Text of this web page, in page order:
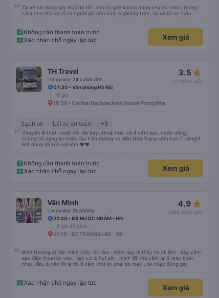
Tài xế rất đúng giờ, thái độ tốt, mỗi tội ghế không đúng như đã chọn, thông
cảm cho nhà xe vì có người già nên nằm ở giường trên, tài xế lái an toàn
Không cần thanh toán trước
Xác nhận chỗ ngay lập tức
Xem giá
TH Travel
Limousine 24 cabin đơn
3.5 star_rate
(12 đánh giá)
07:30 • Văn phòng Hà Nội
9 giờ
16:30 • Central Backpackers Hostel Phong Nha
Sạch sẽ Lái xe an toàn +5
Chuyến đi thật tuyệt vời. Xe buýt thoải mái, có ổ cắm sạc, nước uống,
chúng tôi dừng lại nhiều lần trên đường và đến Nhà Trang sớm hơn 7 tiếng!!!
Rất đáng để trải nghiệm ♥️♥️
Không cần thanh toán trước
Xác nhận chỗ ngay lập tức
Xem giá
Văn Minh
Limousine 21 phòng
4.9 star_rate
(365 đánh giá)
22:30 • BX NƯỚC NGẦM - HN
8 giờ 40 phút
07:10 • BX TP ĐỒNG HỚI - QB
Bình thường đi Văn Minh thấy OK lắm . Hôm nay đi thấy ko ok lắm , dây cắm
sạc điện thoại ko vào , xạc cứ bị hụt pin , mình đã thử cắm lại 3 máy khác
nhau đều bị nên lỗi là do ổ cắm chứ ko phải do máy , xe chạy đúng giờ ,
Xác nhận chỗ ngay lập tức
Xem giá